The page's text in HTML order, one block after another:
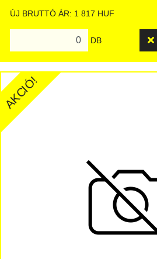
ÚJ BRUTTÓ ÁR: 1 817 HUF
DB